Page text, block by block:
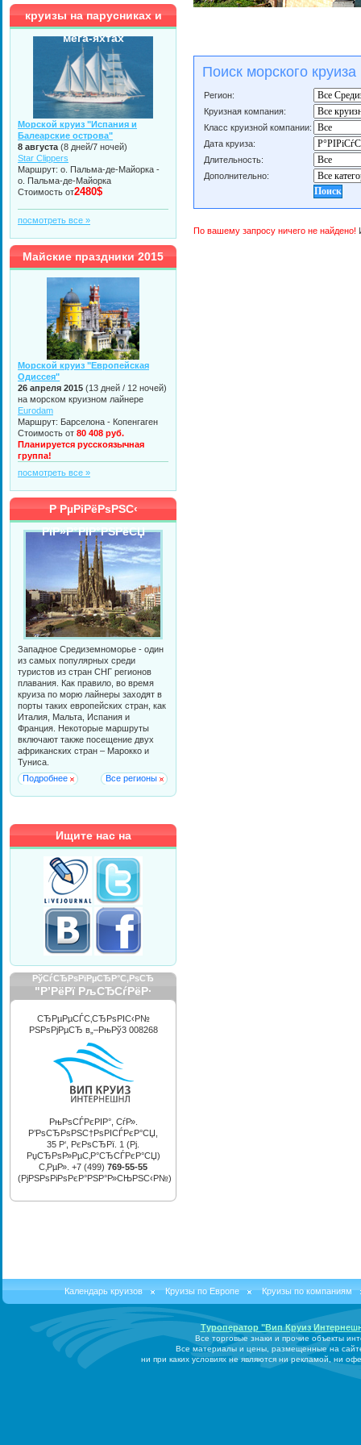
Поиск морского круиза
Регион:
Круизная компания:
Класс круизной компании:
Дата круиза:
Длительность:
Дополнительно:
По вашему запросу ничего не найдено!
круизы на парусниках и
мега-яхтах
Морской круиз "Испания и
Балеарские острова"
8 августа (8 дней/7 ночей)
Star Clippers
Маршрут: о. Пальма-де-Майорка -
о. Пальма-де-Майорка
Стоимость от2480$
посмотреть все »
Майские праздники 2015
Морской круиз "Европейская
Одиссея"
26 апреля 2015 (13 дней / 12 ночей)
на морском круизном лайнере
Eurodam
Маршрут: Барселона - Копенгаген
Стоимость от 80 408 руб.
Планируется русскоязычная
группа!
посмотреть все »
Р РµРіРёРѕРЅС‹
РїР»Р°РІР°РЅРёСЏ
Западное Средиземноморье - один
из самых популярных среди
туристов из стран СНГ регионов
плавания. Как правило, во время
круиза по морю лайнеры заходят в
порты таких европейских стран, как
Италия, Мальта, Испания и
Франция. Некоторые маршруты
включают также посещение двух
африканских стран – Марокко и
Туниса.
Подробнее
Все регионы
Ищите нас на
СЂРµРµСЃС‚СЂРѕРІС‹Р№
РЅРѕРјРµСЂ в„–РњРў3 008268
РњРѕСЃРєРІР°, СѓР».
Р’РѕСЂРѕРЅС†РѕРІСЃРєР°СЏ,
35 Р‘, РєРѕСЂРї. 1 (Рј.
РџСЂРѕР»РµС‚Р°СЂСЃРєР°СЏ)
С‚РµР». +7 (499) 769-55-55
(РјРЅРѕРіРѕРєР°РЅР°Р»СЊРЅС‹Р№)
РўСѓСЂРѕРїРµСЂР°С‚РѕСЂ
"Р’РёРї РљСЂСѓРёР·
Календарь круизов Круизы по Европе Круизы по компаниям
Туроператор "Вип Круиз
Все торговые знаки и прочие объекты
Все материалы и цены, размещенные на
ни при каких условиях не являются ни рекламой, ни